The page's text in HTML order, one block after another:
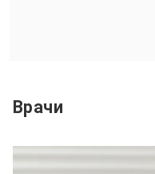
Врачи